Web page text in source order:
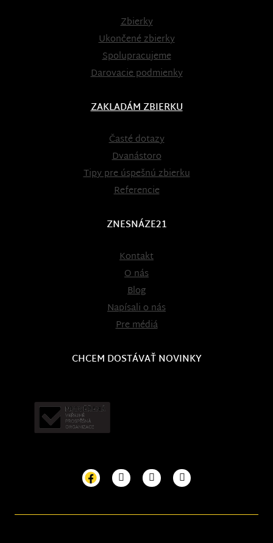
Zbierky
Ukončené zbierky
Spolupracujeme
Darovacie podmienky
ZAKLADÁM ZBIERKU
Časté dotazy
Dvanástoro
Tipy pre úspešnú zbierku
Referencie
ZNESNÁZE21
Kontakt
O nás
Blog
Napísali o nás
Pre médiá
CHCEM DOSTÁVAŤ NOVINKY